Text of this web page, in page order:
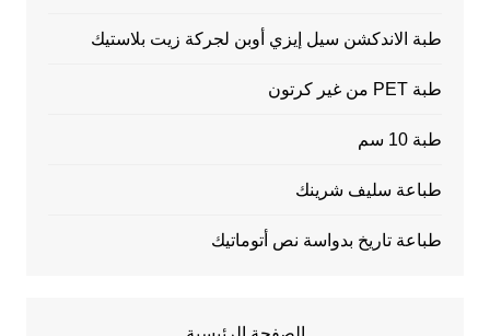
طبة الاندكشن سيل إيزي أوبن لجركة زيت بلاستيك
طبة PET من غير كرتون
طبة 10 سم
طباعة سليف شرينك
طباعة تاريخ بدواسة نص أتوماتيك